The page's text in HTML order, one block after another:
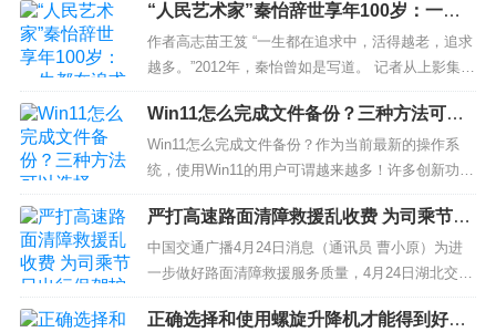
格环比上涨，一线城市商品住宅销售价格同比上
涨、二三线城市同比降幅收窄。 新房方面，昆明以
1.2%涨幅环比领涨，成都同比涨价8....
“人民艺术家”秦怡辞世享年100岁：一生
都在追求中
作者高志苗王笈 “一生都在追求中，活得越老，追求
越多。”2012年，秦怡曾如是写道。 记者从上影集团
了解到，中国百年电影史的见证者和耕耘者、被称
为“人民艺术家”和“最美奋斗者”的秦怡，5月9日4时0
8分在复旦大学附属华东医院逝世，享年100岁。 资
料图片为2012年...
Win11怎么完成文件备份？三种方法可以
选择
Win11怎么完成文件备份？作为当前最新的操作系
统，使用Win11的用户可谓越来越多！许多创新功
能，增加了新版开始菜单和输入逻辑等，支持与时
代相符的混合工作环境，侧重于在灵活多变的体验
中提高最终用户的工作效率等。那么，在使用Win11
的时候，怎么完成文件备份的操作呢？请不要担
心，下面小编就...
严打高速路面清障救援乱收费 为司乘节日
出行保驾护航
中国交通广播4月24日消息（通讯员 曹小原）为进
一步做好路面清障救援服务质量，4月24日湖北交通
高速路政鄂西路政支队第一大队对长阳兴旺施救服
务公司开展节前专项检查、座谈，确保节日期间施
正确选择和使用螺旋升降机才能得到好的